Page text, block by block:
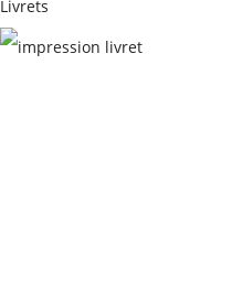
Livrets